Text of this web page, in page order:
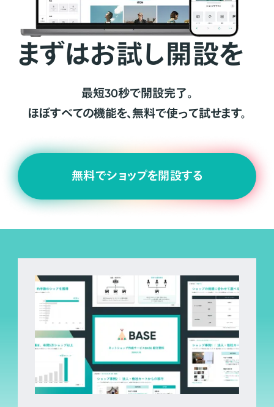
まずはお試し開設を
最短30秒で開設完了。
ほぼすべての機能を、無料で使って試せます。
無料でショップを開設する